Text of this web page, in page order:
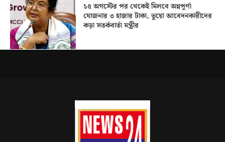
১৫ অগস্টের পর থেকেই মিলবে অন্নপূর্ণা
যোজনার ৩ হাজার টাকা, ভুয়ো আবেদনকারীদের
কড়া সতর্কবার্তা মন্ত্রীর